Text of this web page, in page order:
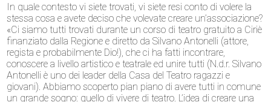
In quale contesto vi siete trovati, vi siete resi conto di volere la
stessa cosa e avete deciso che volevate creare un’associazione?
«Ci siamo tutti trovati durante un corso di teatro gratuito a Ciriè
finanziato dalla Regione e diretto da Silvano Antonelli (attore,
regista e probabilmente Dio!), che ci ha fatti incontrare,
conoscere a livello artistico e teatrale ed unire tutti (N.d.r. Silvano
Antonelli è uno dei leader della Casa del Teatro ragazzi e
giovani). Abbiamo scoperto pian piano di avere tutti in comune
un grande sogno: quello di vivere di teatro. L’idea di creare una